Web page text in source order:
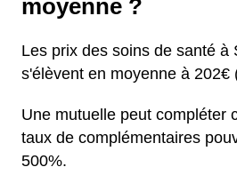
moyenne ?
Les prix des soins de santé à
s'élèvent en moyenne à 202€
Une mutuelle peut compléter
taux de complémentaires
500%.